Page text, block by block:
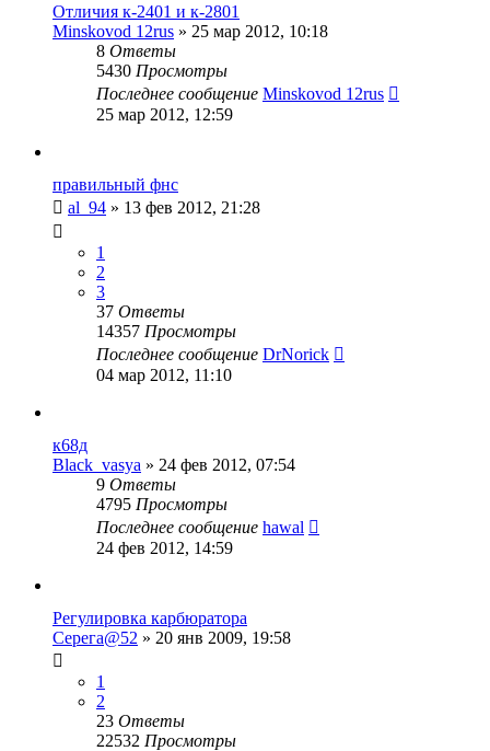
Отличия к-2401 и к-2801
Minskovod 12rus » 25 мар 2012, 10:18
8 Ответы
5430 Просмотры
Последнее сообщение Minskovod 12rus
25 мар 2012, 12:59
правильный фнс
al_94 » 13 фев 2012, 21:28
1
2
3
37 Ответы
14357 Просмотры
Последнее сообщение DrNorick
04 мар 2012, 11:10
к68д
Black_vasya » 24 фев 2012, 07:54
9 Ответы
4795 Просмотры
Последнее сообщение hawal
24 фев 2012, 14:59
Регулировка карбюратора
Серега@52 » 20 янв 2009, 19:58
1
2
23 Ответы
22532 Просмотры